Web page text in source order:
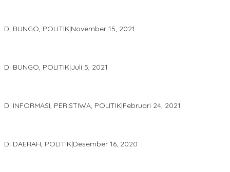
Di BUNGO, POLITIK|November 15, 2021
Di BUNGO, POLITIK|Juli 5, 2021
Di INFORMASI, PERISTIWA, POLITIK|Februari 24, 2021
Di DAERAH, POLITIK|Desember 16, 2020